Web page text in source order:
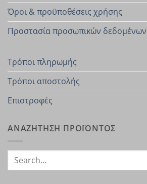
Όροι & προϋποθέσεις χρήσης
Προστασία προσωπικών δεδομένων
Τρόποι πληρωμής
Τρόποι αποστολής
Επιστροφές
ΑΝΑΖΗΤΗΣΗ ΠΡΟΪΟΝΤΟΣ
Search